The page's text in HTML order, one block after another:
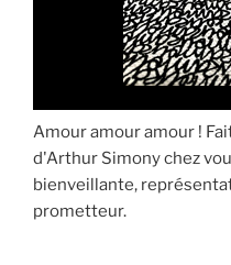
Amour amour amour !
d'Arthur Simony chez
bienveillante,
prometteur.